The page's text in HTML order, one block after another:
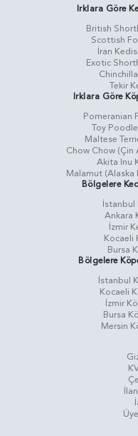
Irklara Göre
British
Scottish
İran
Exotic
Tekir
Irklara Göre
Pomeranian
Toy
Maltese
Chow Chow (Çin
Akita Inu
Malamut (Alaska
Bölgelere
İstanbul
Ankara
İzmir
Kocaeli
Bursa
Bölgelere
İstanbul
Kocaeli
İzmir
Bursa
Mersin